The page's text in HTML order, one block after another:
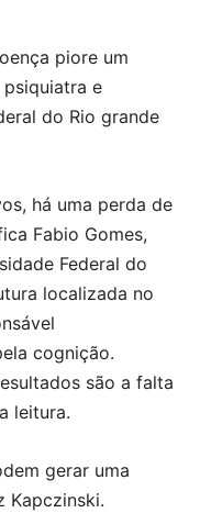
piore um
psiquiatra e
do Rio grande
há uma perda de
Fabio Gomes,
Federal do
localizada no
cognição.
são a falta
leitura.
gerar uma
Kapczinski.